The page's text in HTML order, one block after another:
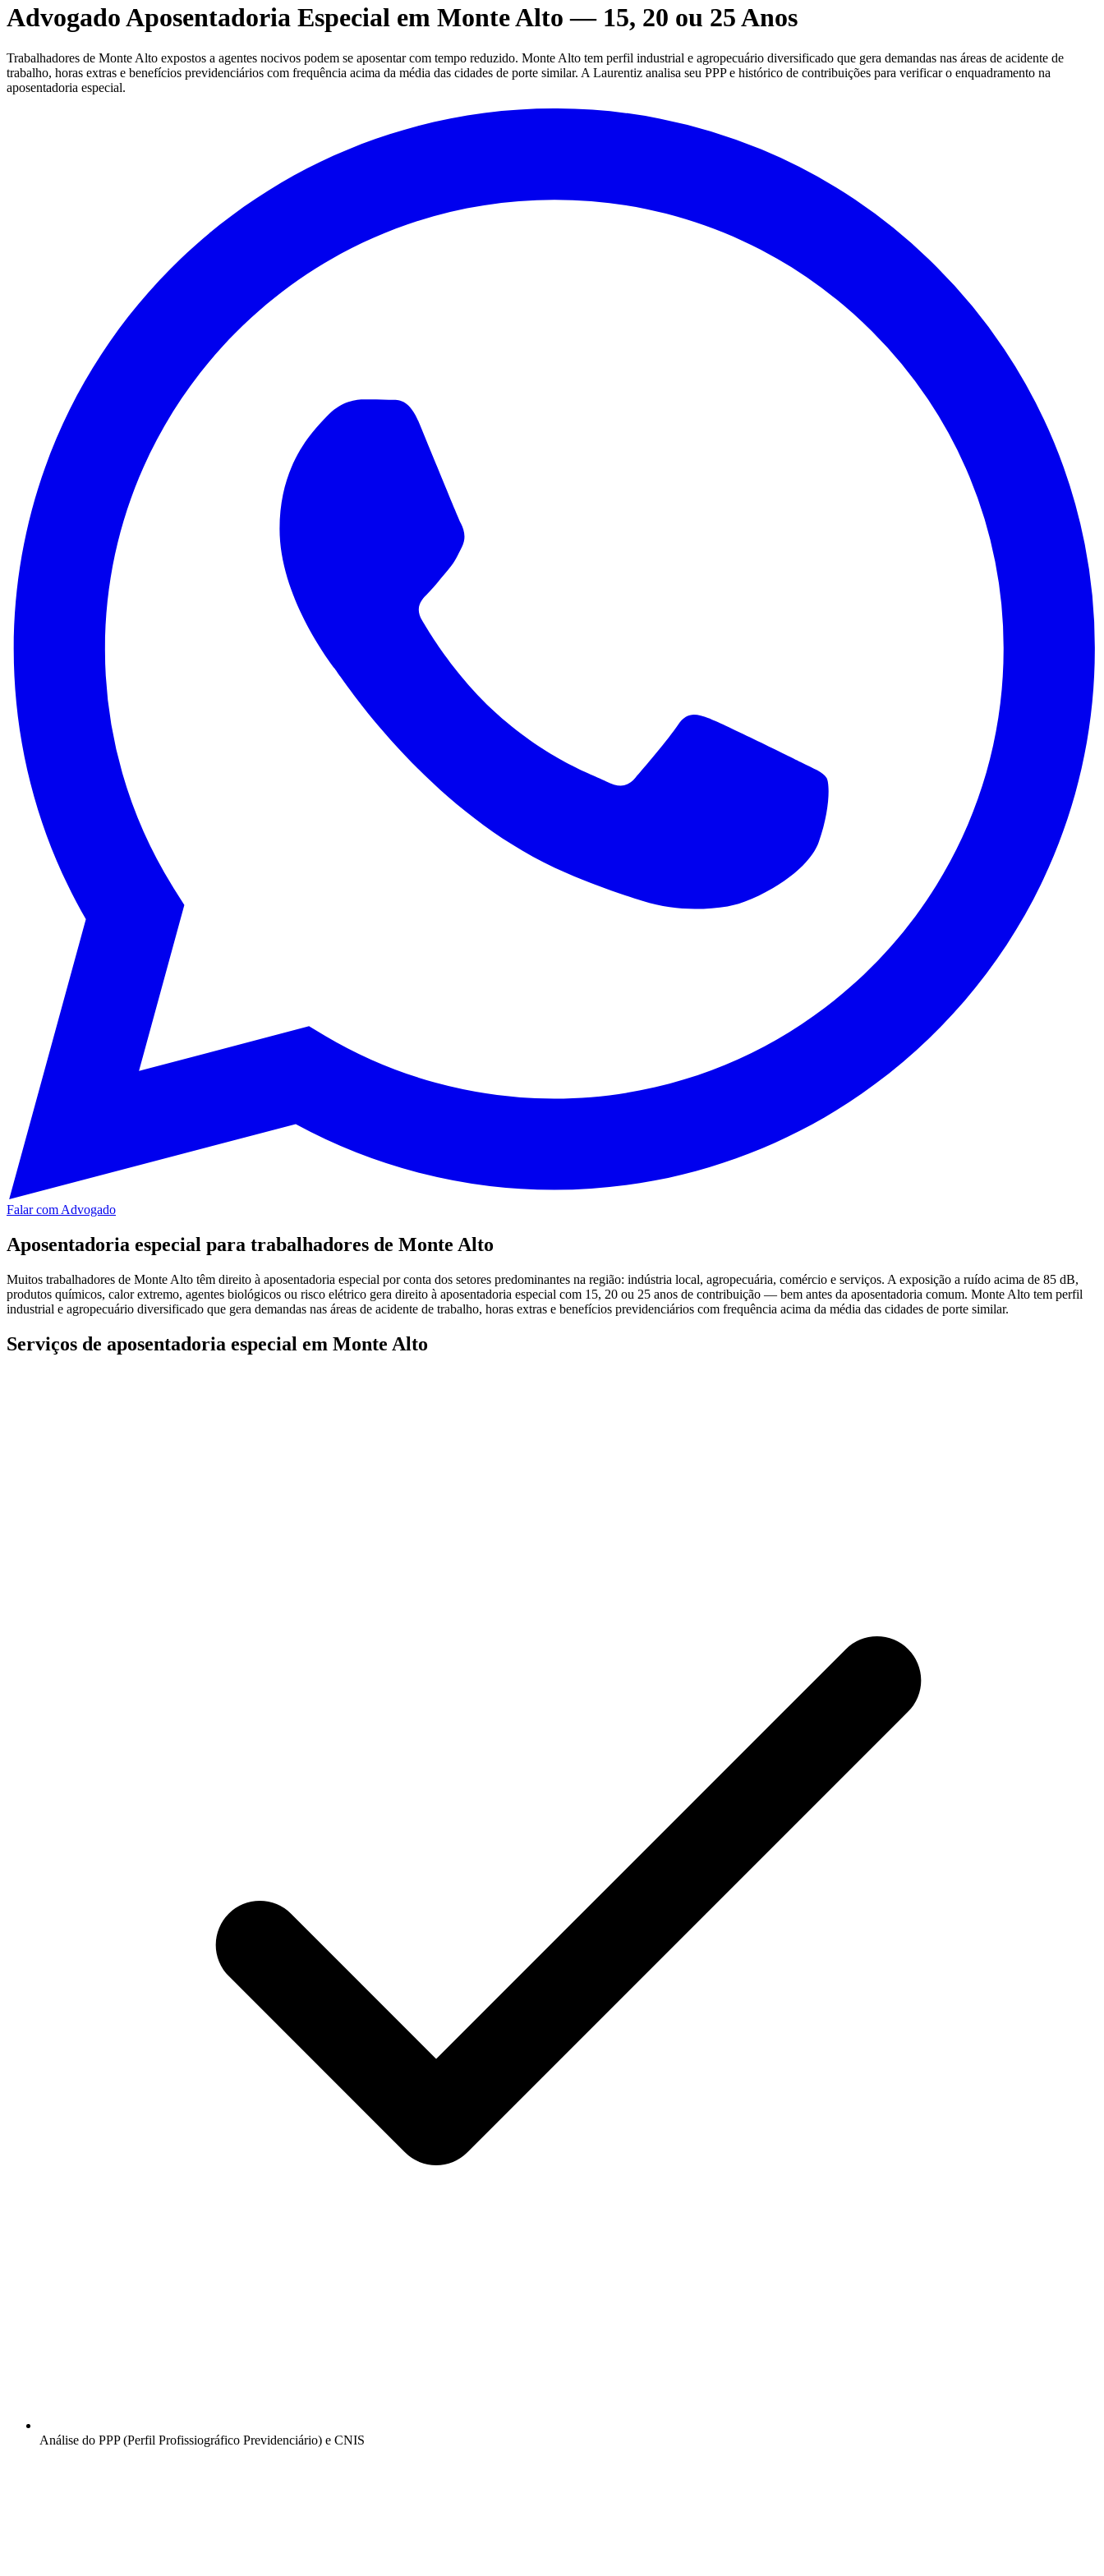
Advogado Aposentadoria Especial em Monte Alto — 15, 20 ou 25 Anos
Trabalhadores de Monte Alto expostos a agentes nocivos podem se aposentar com tempo reduzido. Monte Alto tem perfil industrial e agropecuário diversificado que gera demandas nas áreas de acidente de
trabalho, horas extras e benefícios previdenciários com frequência acima da média das cidades de porte similar. A Laurentiz analisa seu PPP e histórico de contribuições para verificar o enquadramento na
aposentadoria especial.
Falar com Advogado
Aposentadoria especial para trabalhadores de Monte Alto
Muitos trabalhadores de Monte Alto têm direito à aposentadoria especial por conta dos setores predominantes na região: indústria local, agropecuária, comércio e serviços. A exposição a ruído acima de 85 dB,
produtos químicos, calor extremo, agentes biológicos ou risco elétrico gera direito à aposentadoria especial com 15, 20 ou 25 anos de contribuição — bem antes da aposentadoria comum. Monte Alto tem perfil
industrial e agropecuário diversificado que gera demandas nas áreas de acidente de trabalho, horas extras e benefícios previdenciários com frequência acima da média das cidades de porte similar.
Serviços de aposentadoria especial em Monte Alto
Análise do PPP (Perfil Profissiográfico Previdenciário) e CNIS